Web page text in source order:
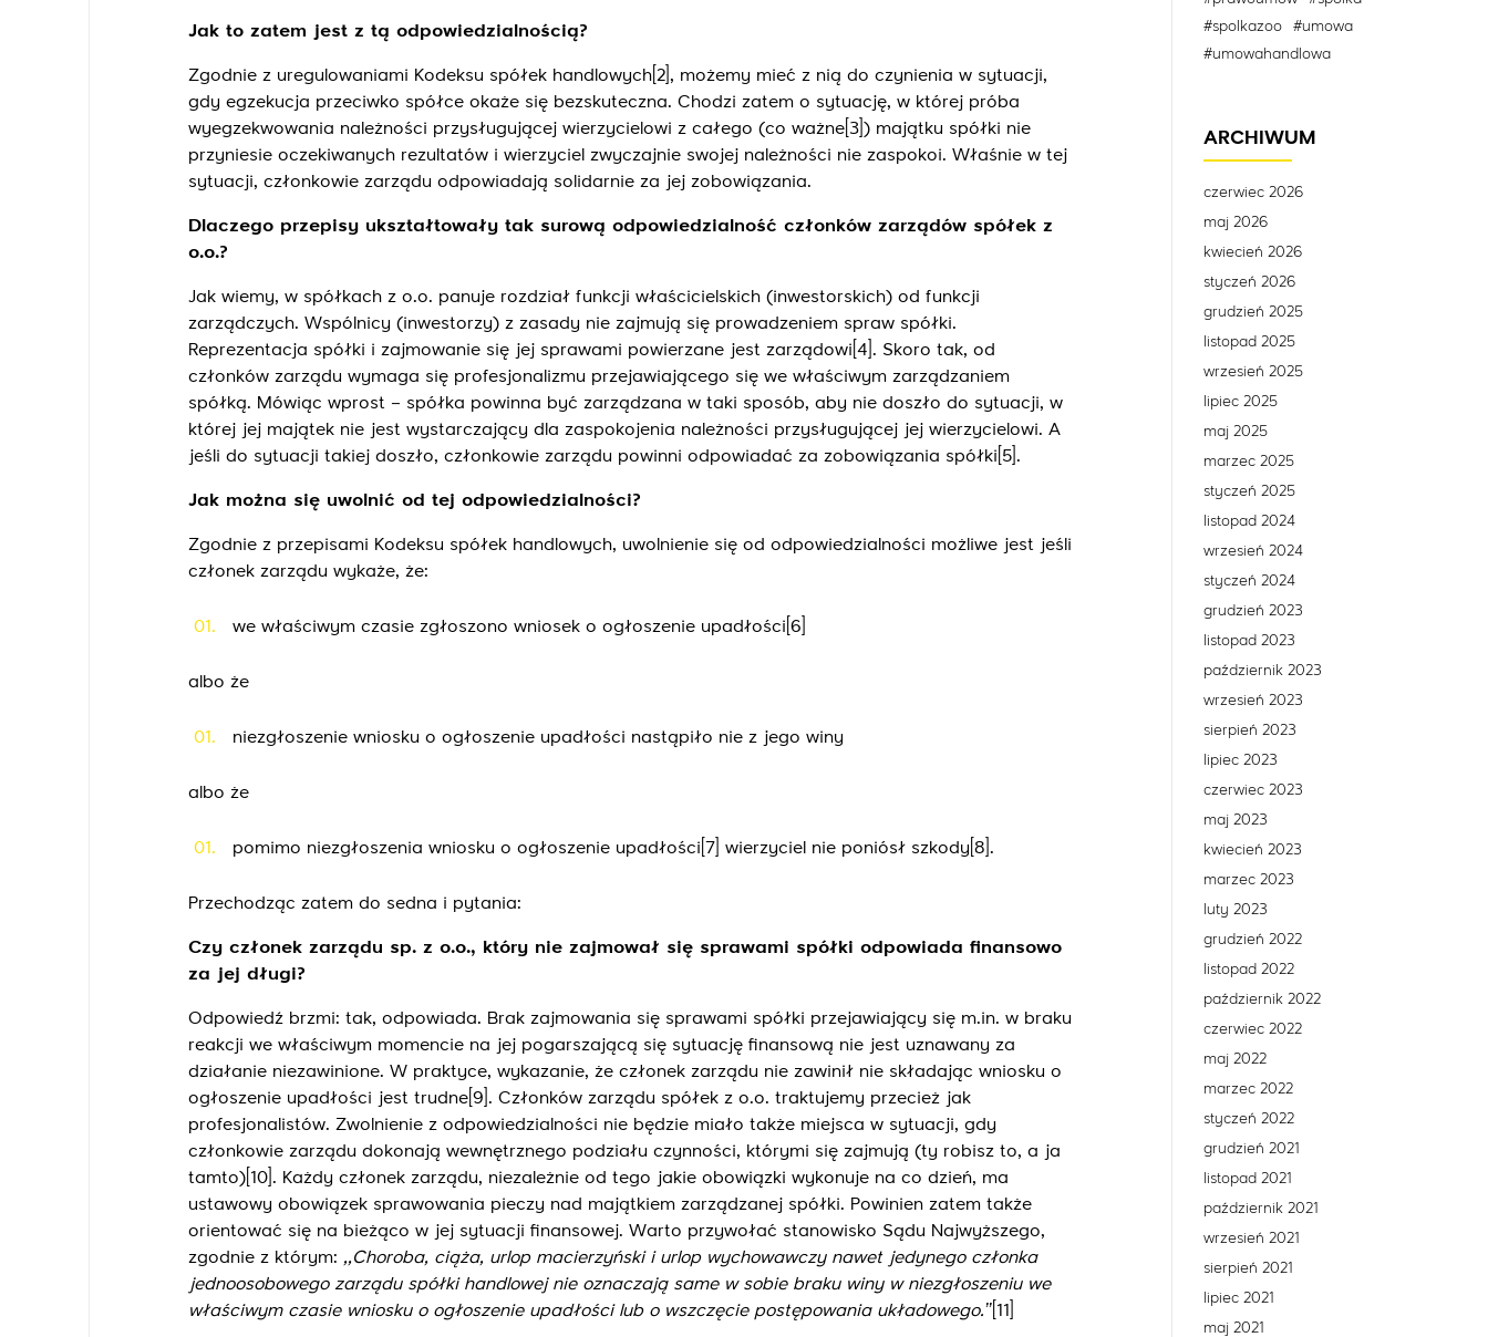
Jak to zatem jest z tą odpowiedzialnością?
Zgodnie z uregulowaniami Kodeksu spółek handlowych [2] , możemy mieć z nią do czynienia w sytuacji,
gdy egzekucja przeciwko spółce okaże się bezskuteczna. Chodzi zatem o sytuację, w której próba
wyegzekwowania należności przysługującej wierzycielowi z całego (co ważne [3] ) majątku spółki nie
przyniesie oczekiwanych rezultatów i wierzyciel zwyczajnie swojej należności nie zaspokoi. Właśnie w tej
sytuacji, członkowie zarządu odpowiadają solidarnie za jej zobowiązania.
Dlaczego przepisy ukształtowały tak surową odpowiedzialność członków zarządów spółek z
o.o.?
Jak wiemy, w spółkach z o.o. panuje rozdział funkcji właścicielskich (inwestorskich) od funkcji
zarządczych. Wspólnicy (inwestorzy) z zasady nie zajmują się prowadzeniem spraw spółki.
Reprezentacja spółki i zajmowanie się jej sprawami powierzane jest zarządowi [4] . Skoro tak, od
członków zarządu wymaga się profesjonalizmu przejawiającego się we właściwym zarządzaniem
spółką. Mówiąc wprost – spółka powinna być zarządzana w taki sposób, aby nie doszło do sytuacji, w
której jej majątek nie jest wystarczający dla zaspokojenia należności przysługującej jej wierzycielowi. A
jeśli do sytuacji takiej doszło, członkowie zarządu powinni odpowiadać za zobowiązania spółki [5] .
Jak można się uwolnić od tej odpowiedzialności?
Zgodnie z przepisami Kodeksu spółek handlowych, uwolnienie się od odpowiedzialności możliwe jest jeśli
członek zarządu wykaże, że:
we właściwym czasie zgłoszono wniosek o ogłoszenie upadłości [6]
albo że
niezgłoszenie wniosku o ogłoszenie upadłości nastąpiło nie z jego winy
albo że
pomimo niezgłoszenia wniosku o ogłoszenie upadłości [7] wierzyciel nie poniósł szkody [8] .
Przechodząc zatem do sedna i pytania:
Czy członek zarządu sp. z o.o., który nie zajmował się sprawami spółki odpowiada finansowo
za jej długi?
Odpowiedź brzmi: tak, odpowiada. Brak zajmowania się sprawami spółki przejawiający się m.in. w braku
reakcji we właściwym momencie na jej pogarszającą się sytuację finansową nie jest uznawany za
działanie niezawinione. W praktyce, wykazanie, że członek zarządu nie zawinił nie składając wniosku o
ogłoszenie upadłości jest trudne [9] . Członków zarządu spółek z o.o. traktujemy przecież jak
profesjonalistów. Zwolnienie z odpowiedzialności nie będzie miało także miejsca w sytuacji, gdy
członkowie zarządu dokonają wewnętrznego podziału czynności, którymi się zajmują (ty robisz to, a ja
tamto) [10] . Każdy członek zarządu, niezależnie od tego jakie obowiązki wykonuje na co dzień, ma
ustawowy obowiązek sprawowania pieczy nad majątkiem zarządzanej spółki. Powinien zatem także
orientować się na bieżąco w jej sytuacji finansowej. Warto przywołać stanowisko Sądu Najwyższego,
zgodnie z którym: ,,Choroba, ciąża, urlop macierzyński i urlop wychowawczy nawet jedynego członka
jednoosobowego zarządu spółki handlowej nie oznaczają same w sobie braku winy w niezgłoszeniu we
właściwym czasie wniosku o ogłoszenie upadłości lub o wszczęcie postępowania układowego.’’ [11]
#spolkazoo
#umowa
#umowahandlowa
ARCHIWUM
czerwiec 2026
maj 2026
kwiecień 2026
styczeń 2026
grudzień 2025
listopad 2025
wrzesień 2025
lipiec 2025
maj 2025
marzec 2025
styczeń 2025
listopad 2024
wrzesień 2024
styczeń 2024
grudzień 2023
listopad 2023
październik 2023
wrzesień 2023
sierpień 2023
lipiec 2023
czerwiec 2023
maj 2023
kwiecień 2023
marzec 2023
luty 2023
grudzień 2022
listopad 2022
październik 2022
czerwiec 2022
maj 2022
marzec 2022
styczeń 2022
grudzień 2021
listopad 2021
październik 2021
wrzesień 2021
sierpień 2021
lipiec 2021
maj 2021